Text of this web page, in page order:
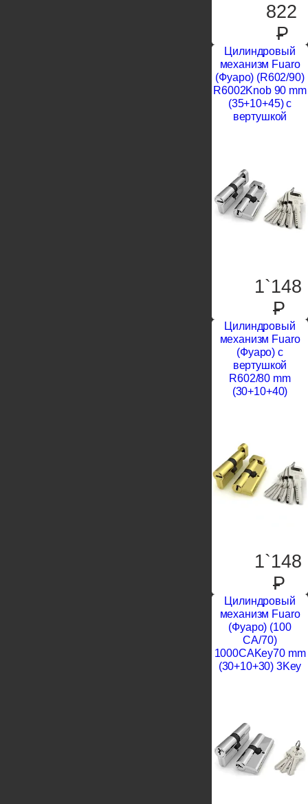
822
P
Цилиндровый
механизм Fuaro
(Фуаро) (R602/90)
R6002Knob 90 mm
(35+10+45) с
вертушкой
1`148
P
Цилиндровый
механизм Fuaro
(Фуаро) с
вертушкой
R602/80 mm
(30+10+40)
1`148
P
Цилиндровый
механизм Fuaro
(Фуаро) (100
CA/70)
1000CAKey70 mm
(30+10+30) 3Key